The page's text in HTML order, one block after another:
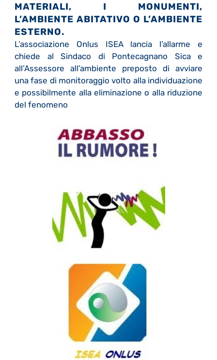
MATERIALI, I MONUMENTI,
L’AMBIENTE ABITATIVO O L’AMBIENTE
ESTERNO.
L’associazione Onlus ISEA lancia l’allarme e
chiede al Sindaco di Pontecagnano Sica e
all’Assessore all’ambiente preposto di avviare
una fase di monitoraggio volto alla individuazione
e possibilmente alla eliminazione o alla riduzione
del fenomeno